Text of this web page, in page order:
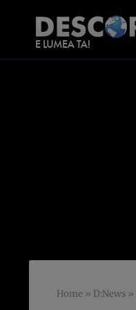
Home » D:News »